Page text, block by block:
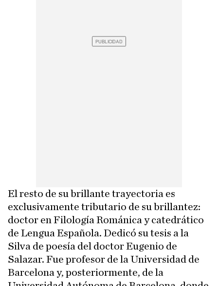
El resto de su brillante trayectoria es
exclusivamente tributario de su brillantez:
doctor en Filología Románica y catedrático
de Lengua Española. Dedicó su tesis a la
Silva de poesía del doctor Eugenio de
Salazar. Fue profesor de la Universidad de
Barcelona y, posteriormente, de la